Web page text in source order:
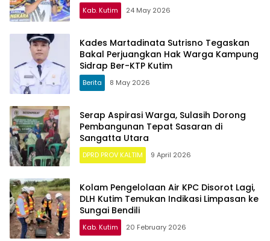
Kab. Kutim 24 May 2026
Kades Martadinata Sutrisno Tegaskan
Bakal Perjuangkan Hak Warga Kampung
Sidrap Ber-KTP Kutim
Berita 8 May 2026
Serap Aspirasi Warga, Sulasih Dorong
Pembangunan Tepat Sasaran di
Sangatta Utara
DPRD PROV KALTIM 9 April 2026
Kolam Pengelolaan Air KPC Disorot Lagi,
DLH Kutim Temukan Indikasi Limpasan ke
Sungai Bendili
Kab. Kutim 20 February 2026